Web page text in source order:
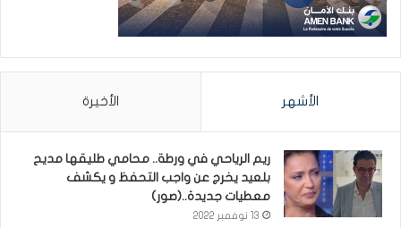
الأشهر الأخيرة
ريم الرياحي في ورطة.. محامي طليقها مديح
بلعيد يخرج عن واجب التحفظ و يكشف
معطيات جديدة..(صور)
13 نوفمبر 2022